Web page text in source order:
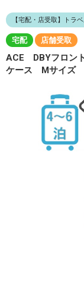
【宅配・店受取】トラ
宅配 店舗受取
ACE DBYフロン
ケース Mサイズ